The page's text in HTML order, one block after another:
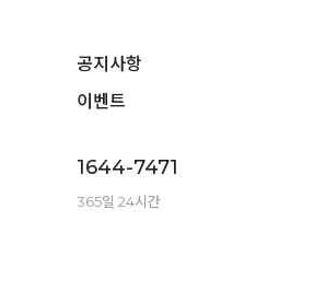
공지사항
이벤트
1644-7471
365일 24시간